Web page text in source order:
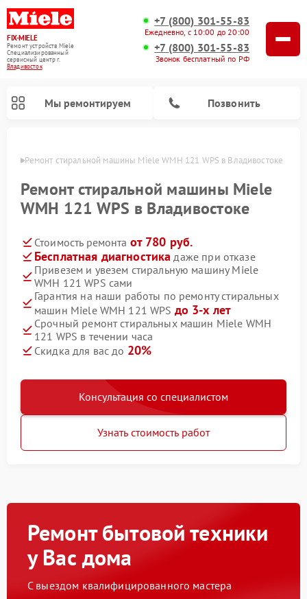
FIX-MIELE
Ремонт устройств Miele
Специализированный
cервисный центр г.
Владивосток
+7 (800) 301-55-83
Ежедневно, с 10:00 до 20:00
+7 (800) 301-55-83
Звонок бесплатный по РФ
Мы ремонтируем Позвонить
Ремонт стиральной машины Miele WMH 121 WPS в Владивостоке
Ремонт стиральной машины Miele
WMH 121 WPS в Владивостоке
Стоимость ремонта от 780 руб.
Бесплатная диагностика даже при отказе
Привезем и увезем стиральную машину Miele
WMH 121 WPS сами
Гарантия на наши работы по ремонту стиральных
машин Miele WMH 121 WPS до 3-х лет
Срочный ремонт стиральных машин Miele WMH
121 WPS в течении часа
Скидка для вас до 20%
Консультация со специалистом
Узнать стоимость работ
Ремонт бытовой техники
у Вас дома
С выездом квалифицированного мастера